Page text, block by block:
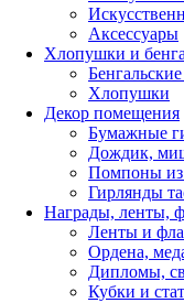
Аксессуары
Хлопушки и
Хлопушки
Декор помещения
Бумажные
Дождик,
Помпоны из
Гирлянды
Награды, ленты,
Ленты и
Ордена,
Дипломы,
Кубки и